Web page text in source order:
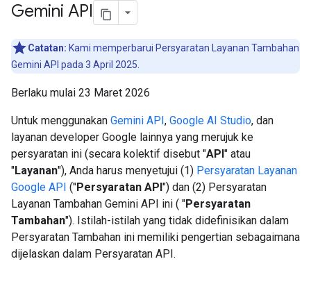
Gemini API
Catatan: Kami memperbarui Persyaratan Layanan Tambahan
Gemini API pada 3 April 2025.
Berlaku mulai 23 Maret 2026
Untuk menggunakan Gemini API, Google AI Studio, dan
layanan developer Google lainnya yang merujuk ke
persyaratan ini (secara kolektif disebut "API" atau
"Layanan"), Anda harus menyetujui (1) Persyaratan Layanan
Google API ("Persyaratan API") dan (2) Persyaratan
Layanan Tambahan Gemini API ini ( "Persyaratan
Tambahan"). Istilah-istilah yang tidak didefinisikan dalam
Persyaratan Tambahan ini memiliki pengertian sebagaimana
dijelaskan dalam Persyaratan API.